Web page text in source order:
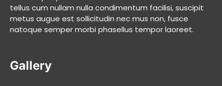
tellus cum nullam nulla condimentum facilisi, suscipit
metus augue est sollicitudin nec mus non, fusce
natoque semper morbi phasellus tempor laoreet.
Gallery